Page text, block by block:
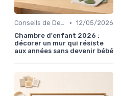
Conseils de Design d'Intérieur • 12/05/2026
Chambre d'enfant 2026 :
décorer un mur qui résiste
aux années sans devenir bébé